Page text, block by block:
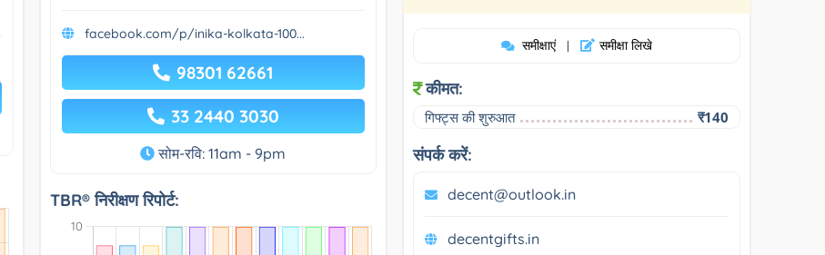
facebook.com/p/inika-kolkata-100...
98301 62661
33 2440 3030
सोम-रवि: 11am - 9pm
TBR® निरीक्षण रिपोर्ट:
समीक्षाएं | समीक्षा लिखे
कीमत:
गिफ्ट्स की शुरुआत ₹140
संपर्क करें:
decent@outlook.in
decentgifts.in